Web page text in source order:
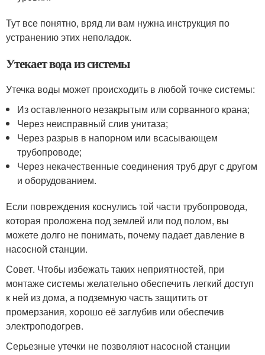
Тут все понятно, вряд ли вам нужна инструкция по
устранению этих неполадок.
Утекает вода из системы
Утечка воды может происходить в любой точке системы:
Из оставленного незакрытым или сорванного крана;
Через неисправный слив унитаза;
Через разрыв в напорном или всасывающем
трубопроводе;
Через некачественные соединения труб друг с другом
и оборудованием.
Если повреждения коснулись той части трубопровода,
которая проложена под землей или под полом, вы
можете долго не понимать, почему падает давление в
насосной станции.
Совет. Чтобы избежать таких неприятностей, при
монтаже системы желательно обеспечить легкий доступ
к ней из дома, а подземную часть защитить от
промерзания, хорошо её заглубив или обеспечив
электроподогрев.
Серьезные утечки не позволяют насосной станции